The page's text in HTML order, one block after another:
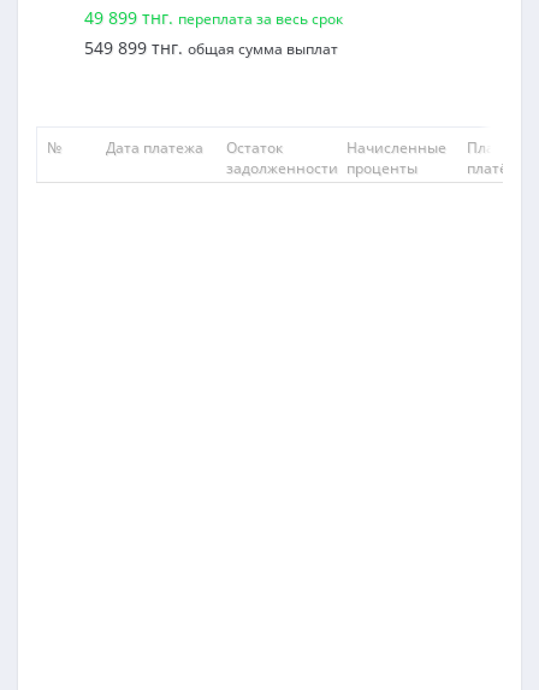
49 899 тнг. переплата за весь срок
549 899 тнг. общая сумма выплат
№ Дата платежа
Остаток
задолженности
Начисленные
проценты
платёж